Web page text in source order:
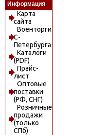
Информация
Карта
сайта
Военторги
С-
Петербурга
Каталоги
(PDF)
Прайс-
лист
Оптовые
поставки
(РФ, СНГ)
Розничные
продажи
(только
СПб)